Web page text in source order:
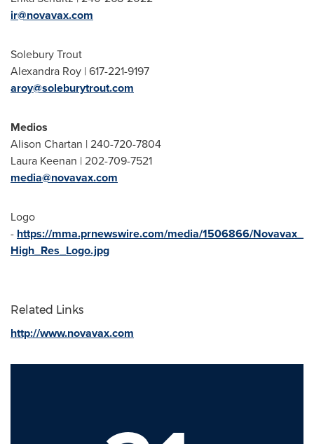
ir@novavax.com
Solebury Trout
Alexandra Roy | 617-221-9197
aroy@soleburytrout.com
Medios
Alison Chartan | 240-720-7804
Laura Keenan | 202-709-7521
media@novavax.com
Logo
- https://mma.prnewswire.com/media/1506866/Novavax_
High_Res_Logo.jpg
Related Links
http://www.novavax.com